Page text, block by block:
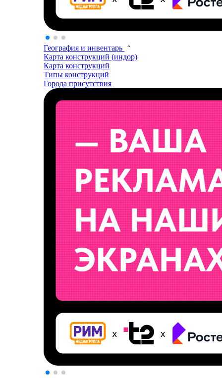
География и инвентарь
Карта конструкций (индор)
Карта конструкций
Типы конструкций
Города присутствия